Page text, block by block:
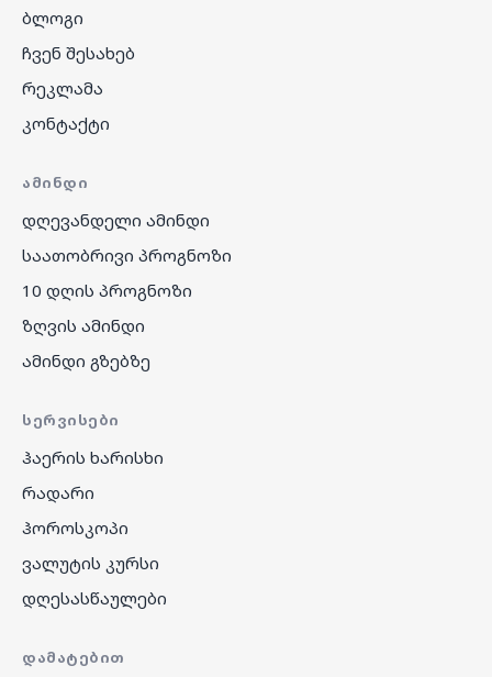
ბლოგი
ჩვენ შესახებ
რეკლამა
კონტაქტი
ᲐᲛᲘᲜᲓᲘ
დღევანდელი ამინდი
საათობრივი პროგნოზი
10 დღის პროგნოზი
ზღვის ამინდი
ამინდი გზებზე
ᲡᲔᲠᲕᲘᲡᲔᲑᲘ
ჰაერის ხარისხი
რადარი
ჰოროსკოპი
ვალუტის კურსი
დღესასწაულები
ᲓᲐᲛᲐᲢᲔᲑᲘᲗ